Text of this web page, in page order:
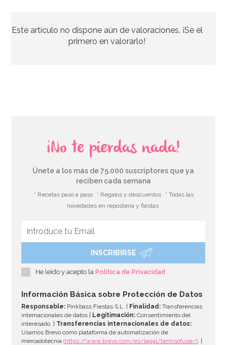
1,95€
Guirnalda Navidad Merry Christmas 3,60 m
AÑADIR
Este artículo no dispone aún de valoraciones. ¡Se el
primero en valorarlo!
¡No te pierdas nada!
Únete a los más de 75.000 suscriptores que ya
reciben cada semana
* Recetas paso a paso * Regalos y descuentos
* Todas las
novedades en repostería y fiestas
INSCRIBIRSE
He leído y acepto laPolítica de Privacidad
Información Básica sobre Protección de Datos
Responsable: Pinkbass Fiestas S.L. | Finalidad: Transferencias
internacionales de datos |
Legitimación: Consentimiento del
interesado. | Transferencias internacionales de datos:
Usamos Brevo como plataforma de automatización de
mercadotecnia(https://www.brevo.com/es/legal/termsofuse/). |